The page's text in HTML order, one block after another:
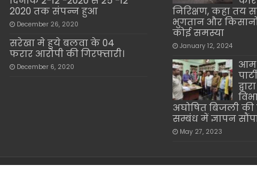
2020 तक संपन्न हुआ
December 26, 2020
सरेखा मे हुये बलवा के 04
फरार आरोपी की गिरफ्तारी।
December 6, 2020
निरिक्षण, कहा तय
भुगतान और
कोई समस्या
January 12, 2024
आम
अघोषित बिजली
सम्बंध में ज्ञापन
May 27, 2023